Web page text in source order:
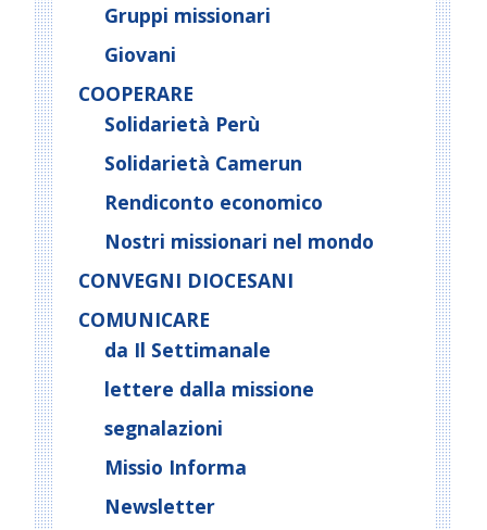
Gruppi missionari
Giovani
COOPERARE
Solidarietà Perù
Solidarietà Camerun
Rendiconto economico
Nostri missionari nel mondo
CONVEGNI DIOCESANI
COMUNICARE
da Il Settimanale
lettere dalla missione
segnalazioni
Missio Informa
Newsletter